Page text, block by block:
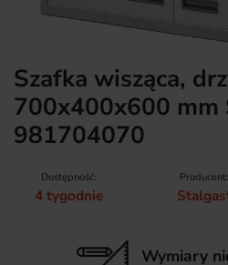
Szafka wisząca,
700x400x600 mm
981704070
Dostępność:
4 tygodnie
Producent:
Wymiary